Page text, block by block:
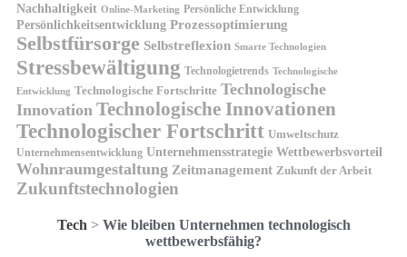
Nachhaltigkeit Online-Marketing Persönliche Entwicklung
Persönlichkeitsentwicklung Prozessoptimierung
Selbstfürsorge Selbstreflexion Smarte Technologien
Stressbewältigung Technologietrends Technologische
Entwicklung Technologische Fortschritte Technologische
Innovation Technologische Innovationen
Technologischer Fortschritt Umweltschutz
Unternehmensentwicklung Unternehmensstrategie Wettbewerbsvorteil
Wohnraumgestaltung Zeitmanagement Zukunft der Arbeit
Zukunftstechnologien
Tech > Wie bleiben Unternehmen technologisch
wettbewerbsfähig?